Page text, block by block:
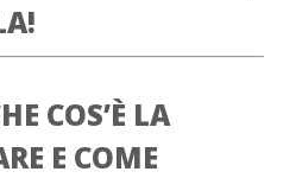
COS’È LA
E COME